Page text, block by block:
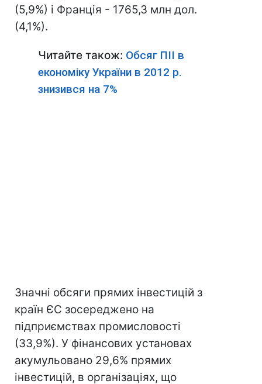
(5,9%) і Франція - 1765,3 млн дол.
(4,1%).
Читайте також: Обсяг ПІІ в
економіку України в 2012 р.
знизився на 7%
Значні обсяги прямих інвестицій з
країн ЄС зосереджено на
підприємствах промисловості
(33,9%). У фінансових установах
акумульовано 29,6% прямих
інвестицій, в організаціях, що